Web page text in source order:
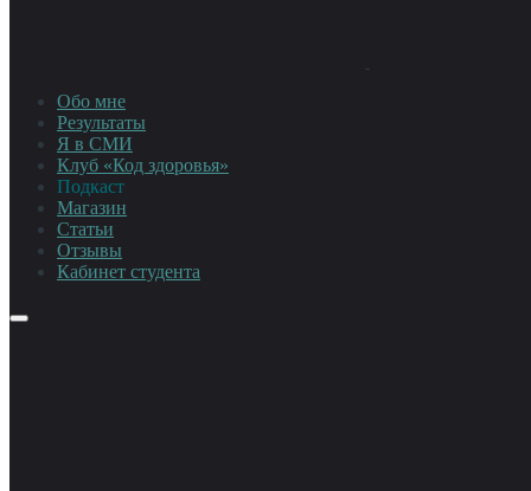
Обо мне
Результаты
Я в СМИ
Клуб «Код здоровья»
Подкаст
Магазин
Статьи
Отзывы
Кабинет студента